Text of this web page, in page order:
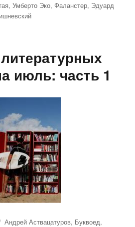
,Умберто Эко,Фаланстер, Эдуард
июль: часть 1
Метки
Андрей Аствацатуров, Буквоед,